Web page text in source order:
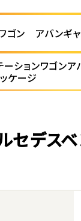
ゴン アバンギ
ションワゴンア
ケージ
セデス